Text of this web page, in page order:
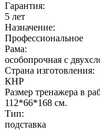
Гарантия:
5 лет
Назначение:
Профессиональное
Рама:
особопрочная с
Страна изготовления:
КНР
Размер тренажера в
112*66*168 см.
Тип:
подставка